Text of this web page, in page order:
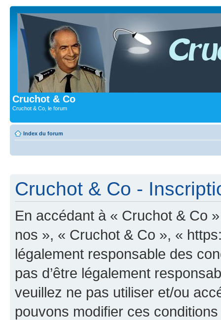
Cruchot & Co
Cruchot & Co, le forum
Index du forum
Cruchot & Co -
En accédant à « Cruchot & Co
nos », « Cruchot & Co », «
légalement responsable des
pas d’être légalement
veuillez ne pas utiliser et/ou
pouvons modifier ces